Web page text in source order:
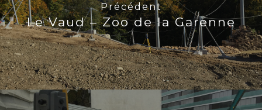
Précédent
Le Vaud – Zoo de la Garenne